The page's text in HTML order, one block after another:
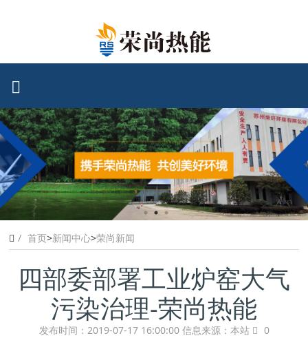
首页>新闻中心>荣尚新闻
四部委部署工业炉窑大气
污染治理-荣尚热能
发布时间：2019-07-17 16:00:00 信息来源：本站 0